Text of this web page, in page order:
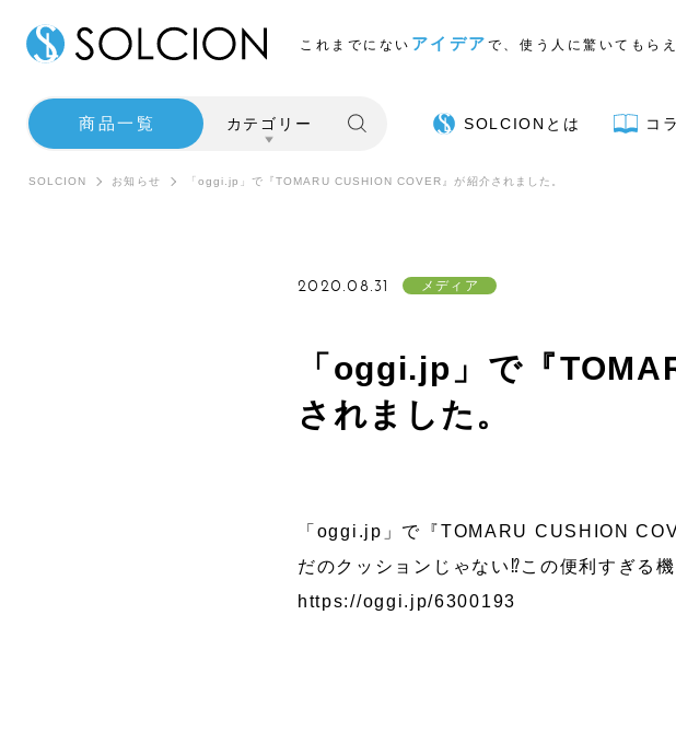
これまでにない アイデア で、使う人に驚いてもら
商品一覧 カテゴリー SOLCIONとは コ
マッサージャ
レイングッズ
SOLCION お知らせ 「oggi.jp」で『TOMARU CUSHION COVER』が紹介されました。
「oggi.jp」で『
されました。
2020.08.31 メディア
「oggi.jp」で『TOMARU CUSHION
だのクッションじゃない⁉この便利すぎる機
https://oggi.jp/6300193